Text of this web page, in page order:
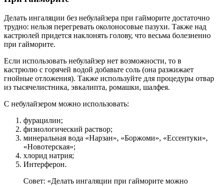
Делать ингаляции без небулайзера при гайморите достаточно
трудно: нельзя перегревать околоносовые пазухи. Также над
кастрюлей придется наклонять голову, что весьма болезненно
при гайморите.
Если использовать небулайзер нет возможности, то в
кастрюлю с горячей водой добавьте соль (она разжижает
гнойные отложения). Также используйте для процедуры отвар
из тысячелистника, эвкалипта, ромашки, шалфея.
С небулайзером можно использовать:
фурацилин;
физиологический раствор;
минеральная вода «Нарзан», «Боржоми», «Ессентуки»,
«Новотерская»;
хлорид натрия;
Интерферон.
Совет: «Делать ингаляции при гайморите можно